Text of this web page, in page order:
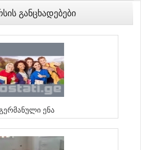
Განცხადებები
Ენა